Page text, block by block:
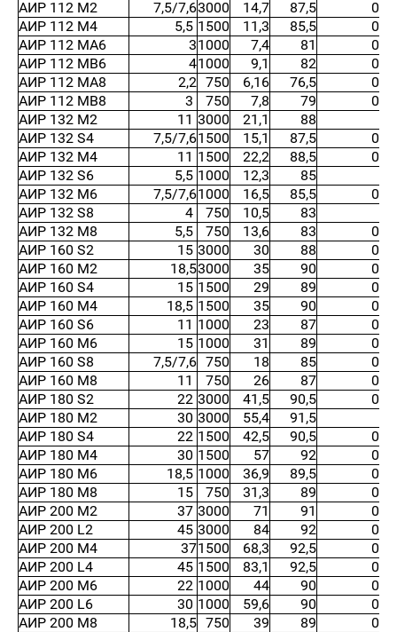
АИР 112 М2 7,5/7,63000 14,7 87,5
0,88
АИР 112 М4
5,5 1500 11,3 85,5
0,86
АИР 112 МА6
31000 7,4 81
0,76
АИР 112 МВ6
41000 9,1 82
0,81
АИР 112 МА8
2,2 750 6,16 76,5
0,71
АИР 112 МВ8
3 750 7,8 79
0,74
АИР 132 М2
11 3000 21,1 88
АИР 132 S4
7,5/7,61500 15,1 87,5
0,86
АИР 132 М4
11 1500 22,2 88,5
0,85
АИР 132 S6
5,5 1000 12,3 85
АИР 132 М6
7,5/7,61000 16,5 85,5
0,81
АИР 132 S8
4 750 10,5 83
АИР 132 М8
5,5 750 13,6 83
0,74
АИР 160 S2
15 3000 30 88
0,86
АИР 160 М2
18,53000 35 90
0,88
АИР 160 S4
15 1500 29 89
0,87
АИР 160 М4
18,5 1500 35 90
0,89
АИР 160 S6
11 1000 23 87
0,82
АИР 160 М6
15 1000 31 89
0,82
АИР 160 S8
7,5/7,6 750 18 85
0,65
АИР 160 М8
11 750 26 87
0,68
АИР 180 S2
22 3000 41,5 90,5
0,89
АИР 180 М2
30 3000 55,4 91,5
АИР 180 S4
22 1500 42,5 90,5
0,87
АИР 180 М4
30 1500 57 92
0,87
АИР 180 М6
18,5 1000 36,9 89,5
0,85
АИР 180 М8
15 750 31,3 89
0,82
АИР 200 М2
37 3000 71 91
0,87
АИР 200 L2
45 3000 84 92
0,88
АИР 200 М4
371500 68,3 92,5
0,89
АИР 200 L4
45 1500 83,1 92,5
0,89
АИР 200 М6
22 1000 44 90
0,83
АИР 200 L6
30 1000 59,6 90
0,85
АИР 200 М8
18,5 750 39 89
0,81